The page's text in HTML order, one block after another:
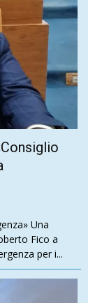
Una
Fico a
per i...